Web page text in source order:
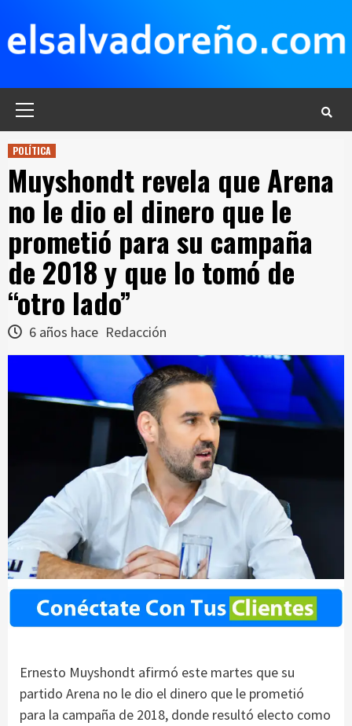
contenido
POLÍTICA
Muyshondt revela que Arena
no le dio el dinero que le
prometió para su campaña
de 2018 y que lo tomó de
“otro lado”
6 años hace Redacción
Ernesto Muyshondt afirmó este martes que su
partido Arena no le dio el dinero que le prometió
para la campaña de 2018, donde resultó electo como